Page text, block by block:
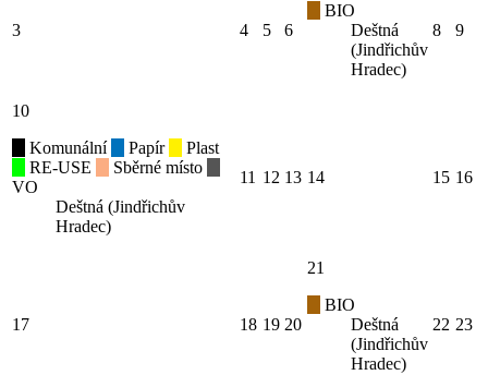
3 4 5 6
BIO
Deštná
(Jindřichův
Hradec)
8 9
10
Komunální
Papír
Plast
RE-USE
Sběrné místo
VO
Deštná (Jindřichův
Hradec)
11 12 13 14 15 16
17 18 19 20
21
BIO
Deštná
(Jindřichův
Hradec)
22 23